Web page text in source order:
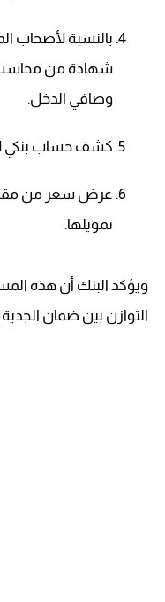
بالنسبة لأصحاب
شهادة من محاسب
وصافي الدخل.
كشف حساب بنكي لآخر 6 أشهر (في حال
عرض سعر من مقدم
تمويلها.
ويؤكد البنك أن هذه
التوازن بين ضمان